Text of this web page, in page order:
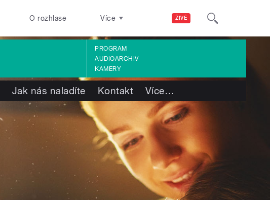
ŽIVĚ
O rozhlase Více
PROGRAM
AUDIOARCHIV
KAMERY
Jak nás naladíte Kontakt Více…